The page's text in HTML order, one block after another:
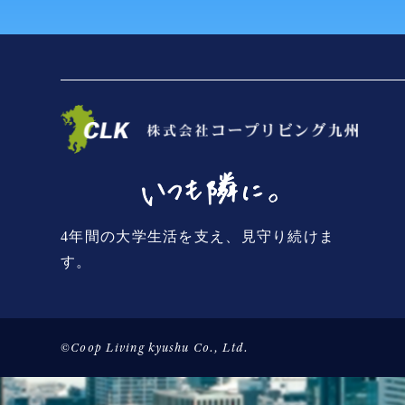
4年間の大学生活を支え、見守り続けま
す。
©Coop Living kyushu Co., Ltd.